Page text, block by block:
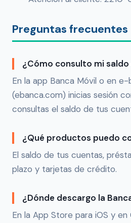
Preguntas frecuentes
¿Cómo consulto mi saldo
En la app Banca Móvil o en
(ebanca.com) inicias sesión
consultas el saldo de tus
¿Qué productos puedo
El saldo de tus cuentas,
plazo y tarjetas de crédito.
¿Dónde descargo la
En la App Store para iOS y